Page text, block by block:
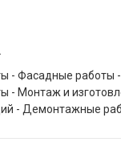
- Фасадные работы
- Монтаж и
- Демонтажные